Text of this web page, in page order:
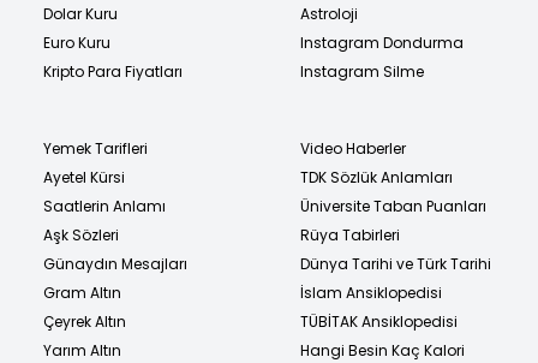
Dolar Kuru
Euro Kuru
Kripto Para Fiyatları
Astroloji
Instagram Dondurma
Instagram Silme
Yemek Tarifleri
Ayetel Kürsi
Saatlerin Anlamı
Aşk Sözleri
Günaydın Mesajları
Gram Altın
Çeyrek Altın
Yarım Altın
Video Haberler
TDK Sözlük Anlamları
Üniversite Taban Puanları
Rüya Tabirleri
Dünya Tarihi ve Türk Tarihi
İslam Ansiklopedisi
TÜBİTAK Ansiklopedisi
Hangi Besin Kaç Kalori